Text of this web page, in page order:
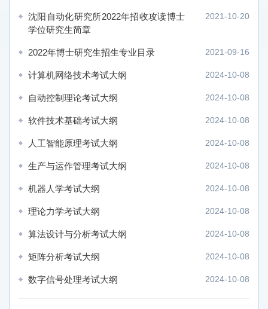
沈阳自动化研究所2022年招收攻读博士
学位研究生简章
2021-10-20
2022年博士研究生招生专业目录 2021-09-16
计算机网络技术考试大纲 2024-10-08
自动控制理论考试大纲 2024-10-08
软件技术基础考试大纲 2024-10-08
人工智能原理考试大纲 2024-10-08
生产与运作管理考试大纲 2024-10-08
机器人学考试大纲 2024-10-08
理论力学考试大纲 2024-10-08
算法设计与分析考试大纲 2024-10-08
矩阵分析考试大纲 2024-10-08
数字信号处理考试大纲 2024-10-08